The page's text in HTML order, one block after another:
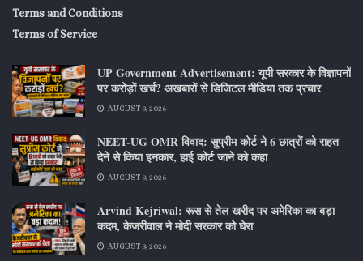
Terms and Conditions
Terms of Service
UP Government Advertisement: यूपी सरकार के विज्ञापनों
पर करोड़ों खर्च? अखबारों से डिजिटल मीडिया तक प्रचार
AUGUST 8, 2026
NEET-UG OMR विवाद: सुप्रीम कोर्ट ने 6 छात्रों को राहत
देने से किया इनकार, हाई कोर्ट जाने को कहा
AUGUST 8, 2026
Arvind Kejriwal: रूस से तेल खरीद पर अमेरिका का बड़ा
कदम, केजरीवाल ने मोदी सरकार को घेरा
AUGUST 8, 2026